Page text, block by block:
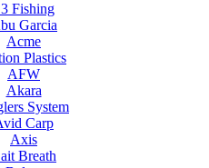
Fishing
Garcia
Acme
Plastics
AFW
Akara
System
Carp
Axis
Breath